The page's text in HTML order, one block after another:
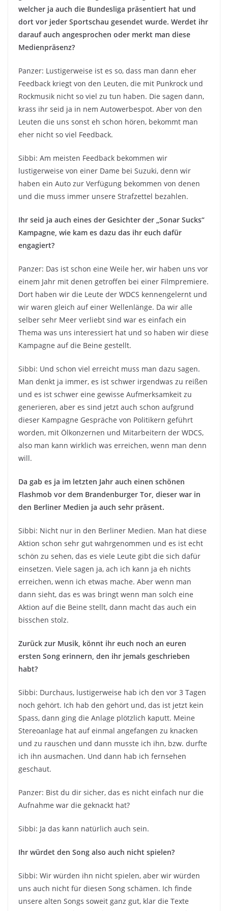
welcher ja auch die Bundesliga präsentiert hat und
dort vor jeder Sportschau gesendet wurde. Werdet ihr
darauf auch angesprochen oder merkt man diese
Medienpräsenz?
Panzer: Lustigerweise ist es so, dass man dann eher
Feedback kriegt von den Leuten, die mit Punkrock und
Rockmusik nicht so viel zu tun haben. Die sagen dann,
krass ihr seid ja in nem Autowerbespot. Aber von den
Leuten die uns sonst eh schon hören, bekommt man
eher nicht so viel Feedback.
Sibbi: Am meisten Feedback bekommen wir
lustigerweise von einer Dame bei Suzuki, denn wir
haben ein Auto zur Verfügung bekommen von denen
und die muss immer unsere Strafzettel bezahlen.
Ihr seid ja auch eines der Gesichter der „Sonar Sucks“
Kampagne, wie kam es dazu das ihr euch dafür
engagiert?
Panzer: Das ist schon eine Weile her, wir haben uns vor
einem Jahr mit denen getroffen bei einer Filmpremiere.
Dort haben wir die Leute der WDCS kennengelernt und
wir waren gleich auf einer Wellenlänge. Da wir alle
selber sehr Meer verliebt sind war es einfach ein
Thema was uns interessiert hat und so haben wir diese
Kampagne auf die Beine gestellt.
Sibbi: Und schon viel erreicht muss man dazu sagen.
Man denkt ja immer, es ist schwer irgendwas zu reißen
und es ist schwer eine gewisse Aufmerksamkeit zu
generieren, aber es sind jetzt auch schon aufgrund
dieser Kampagne Gespräche von Politikern geführt
worden, mit Ölkonzernen und Mitarbeitern der WDCS,
also man kann wirklich was erreichen, wenn man denn
will.
Da gab es ja im letzten Jahr auch einen schönen
Flashmob vor dem Brandenburger Tor, dieser war in
den Berliner Medien ja auch sehr präsent.
Sibbi: Nicht nur in den Berliner Medien. Man hat diese
Aktion schon sehr gut wahrgenommen und es ist echt
schön zu sehen, das es viele Leute gibt die sich dafür
einsetzen. Viele sagen ja, ach ich kann ja eh nichts
erreichen, wenn ich etwas mache. Aber wenn man
dann sieht, das es was bringt wenn man solch eine
Aktion auf die Beine stellt, dann macht das auch ein
bisschen stolz.
Zurück zur Musik, könnt ihr euch noch an euren
ersten Song erinnern, den ihr jemals geschrieben
habt?
Sibbi: Durchaus, lustigerweise hab ich den vor 3 Tagen
noch gehört. Ich hab den gehört und, das ist jetzt kein
Spass, dann ging die Anlage plötzlich kaputt. Meine
Stereoanlage hat auf einmal angefangen zu knacken
und zu rauschen und dann musste ich ihn, bzw. durfte
ich ihn ausmachen. Und dann hab ich fernsehen
geschaut.
Panzer: Bist du dir sicher, das es nicht einfach nur die
Aufnahme war die geknackt hat?
Sibbi: Ja das kann natürlich auch sein.
Ihr würdet den Song also auch nicht spielen?
Sibbi: Wir würden ihn nicht spielen, aber wir würden
uns auch nicht für diesen Song schämen. Ich finde
unsere alten Songs soweit ganz gut, klar die Texte